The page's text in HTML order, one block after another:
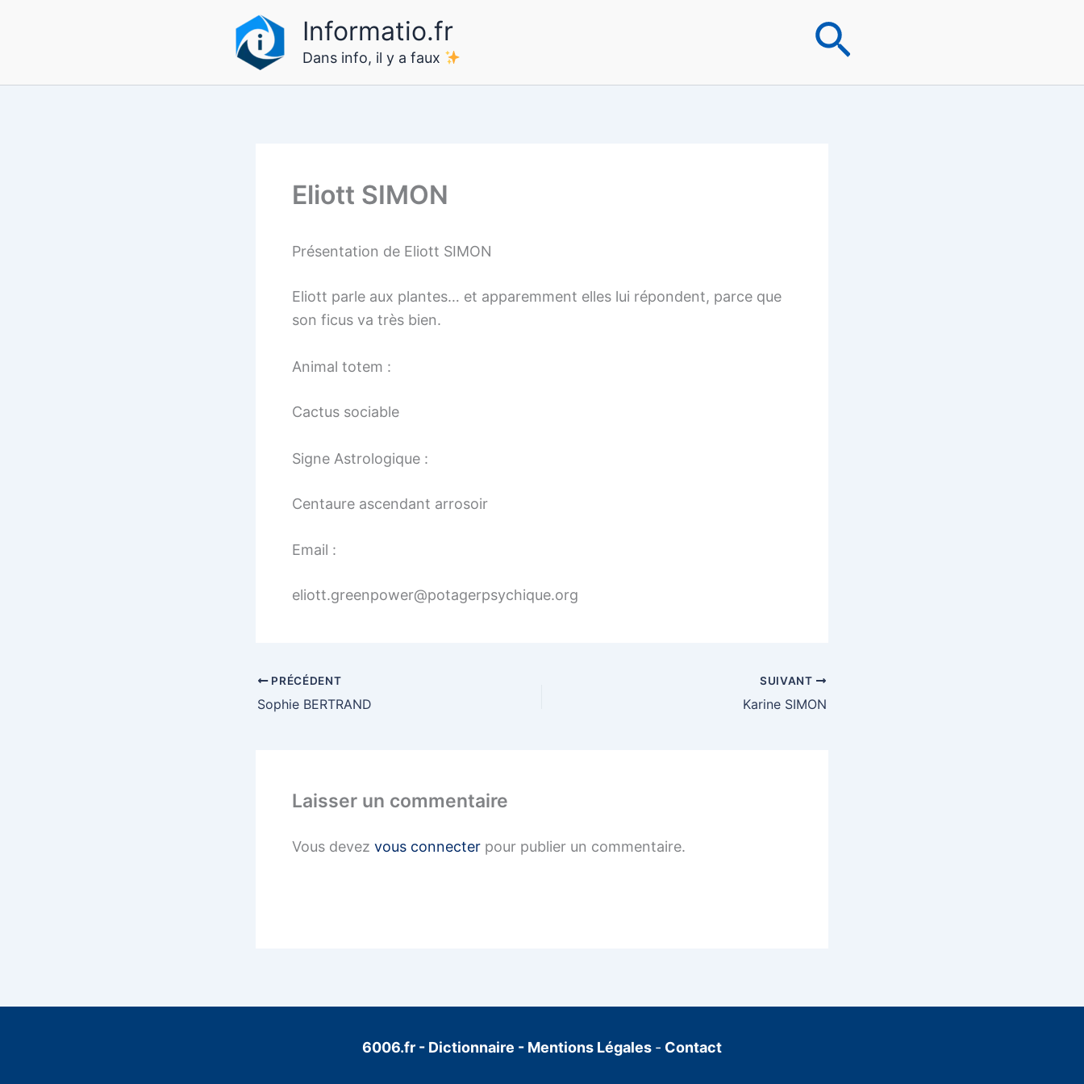
Informatio.fr
Dans info, il y a faux Rechercher
Eliott SIMON
Présentation de Eliott SIMON
Eliott parle aux plantes… et apparemment elles lui répondent, parce que
son ficus va très bien.
Animal totem :
Cactus sociable
Signe Astrologique :
Centaure ascendant arrosoir
Email :
eliott.greenpower@potagerpsychique.org
PRÉCÉDENT
Sophie BERTRAND
SUIVANT
Karine SIMON
Laisser un commentaire
Vous devez vous connecter pour publier un commentaire.
6006.fr - Dictionnaire - Mentions Légales - Contact